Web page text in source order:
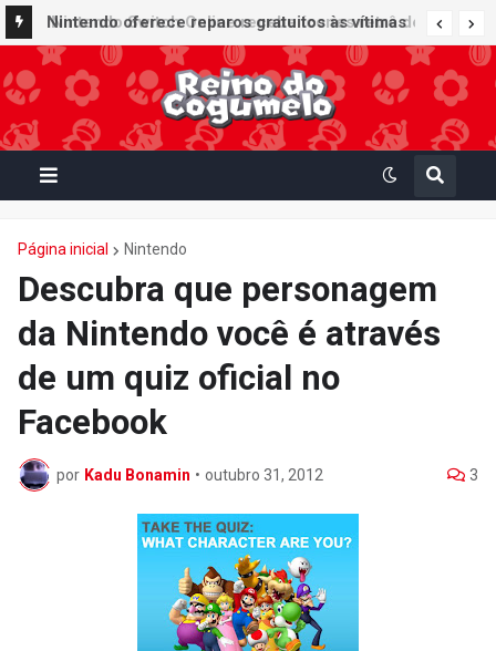
Nintendo oferece reparos gratuitos às vítimas
do terremoto de Kumamoto e doa 50 milhões
de ienes à Cruz Vermelha
Página inicial Nintendo
Descubra que personagem
da Nintendo você é através
de um quiz oficial no
Facebook
por Kadu Bonamin • outubro 31, 2012 3